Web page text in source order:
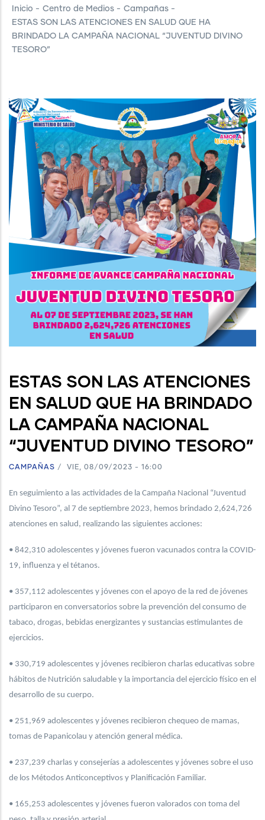
Inicio - Centro de Medios - Campañas -
ESTAS SON LAS ATENCIONES EN SALUD QUE HA
BRINDADO LA CAMPAÑA NACIONAL “JUVENTUD DIVINO
TESORO”
ESTAS SON LAS ATENCIONES
EN SALUD QUE HA BRINDADO
LA CAMPAÑA NACIONAL
“JUVENTUD DIVINO TESORO”
CAMPAÑAS / VIE, 08/09/2023 - 16:00
En seguimiento a las actividades de la Campaña Nacional “Juventud
Divino Tesoro”, al 7 de septiembre 2023, hemos brindado 2,624,726
atenciones en salud, realizando las siguientes acciones:
• 842,310 adolescentes y jóvenes fueron vacunados contra la COVID-
19, influenza y el tétanos.
• 357,112 adolescentes y jóvenes con el apoyo de la red de jóvenes
participaron en conversatorios sobre la prevención del consumo de
tabaco, drogas, bebidas energizantes y sustancias estimulantes de
ejercicios.
• 330,719 adolescentes y jóvenes recibieron charlas educativas sobre
hábitos de Nutrición saludable y la importancia del ejercicio físico en el
desarrollo de su cuerpo.
• 251,969 adolescentes y jóvenes recibieron chequeo de mamas,
tomas de Papanicolau y atención general médica.
• 237,239 charlas y consejerías a adolescentes y jóvenes sobre el uso
de los Métodos Anticonceptivos y Planificación Familiar.
• 165,253 adolescentes y jóvenes fueron valorados con toma del